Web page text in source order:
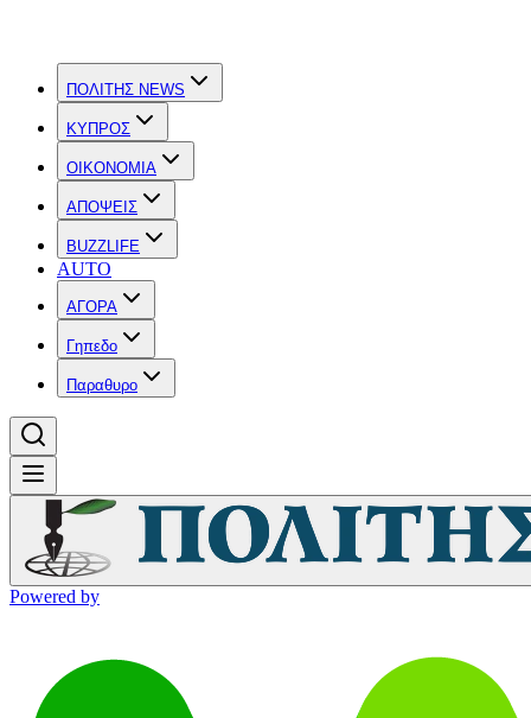
ΠΟΛΙΤΗΣ NEWS
ΚΥΠΡΟΣ
OIKONOMIA
ΑΠΟΨΕΙΣ
BUZZLIFE
AUTO
ΑΓΟΡΑ
Γηπεδο
Παραθυρο
Powered by